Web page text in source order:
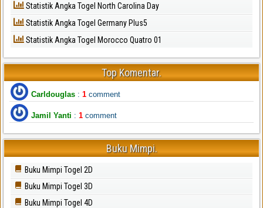
Statistik Angka Togel North Carolina Day
Statistik Angka Togel Germany Plus5
Statistik Angka Togel Morocco Quatro 01
Top Komentar.
Carldouglas : 1 comment
Jamil Yanti : 1 comment
Buku Mimpi.
Buku Mimpi Togel 2D
Buku Mimpi Togel 3D
Buku Mimpi Togel 4D